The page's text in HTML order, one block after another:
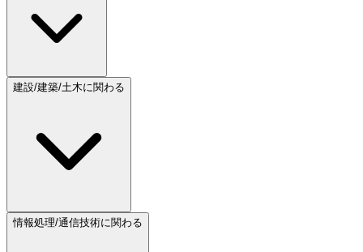
建設/建築/土木に関わる
情報処理/通信技術に関わる